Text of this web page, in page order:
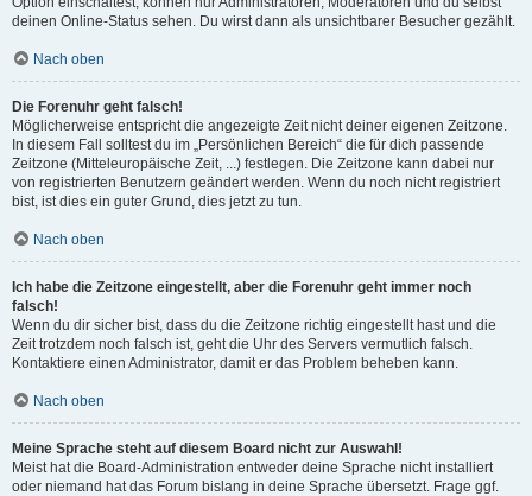
deinen Online-Status sehen. Du wirst dann als unsichtbarer Besucher gezählt.
Nach oben
Die Forenuhr geht falsch!
Möglicherweise entspricht die angezeigte Zeit nicht deiner eigenen Zeitzone.
In diesem Fall solltest du im „Persönlichen Bereich“ die für dich passende
Zeitzone (Mitteleuropäische Zeit, ...) festlegen. Die Zeitzone kann dabei nur
von registrierten Benutzern geändert werden. Wenn du noch nicht registriert
bist, ist dies ein guter Grund, dies jetzt zu tun.
Nach oben
Ich habe die Zeitzone eingestellt, aber die Forenuhr geht immer noch
falsch!
Wenn du dir sicher bist, dass du die Zeitzone richtig eingestellt hast und die
Zeit trotzdem noch falsch ist, geht die Uhr des Servers vermutlich falsch.
Kontaktiere einen Administrator, damit er das Problem beheben kann.
Nach oben
Meine Sprache steht auf diesem Board nicht zur Auswahl!
Meist hat die Board-Administration entweder deine Sprache nicht installiert
oder niemand hat das Forum bislang in deine Sprache übersetzt. Frage ggf.